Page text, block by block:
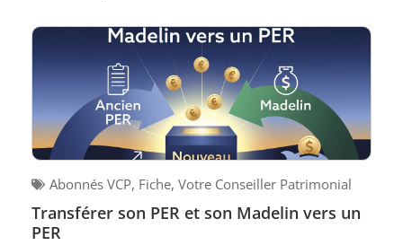
Abonnés VCP, Fiche, Votre Conseiller Patrimonial
Transférer son PER et son Madelin vers un
PER